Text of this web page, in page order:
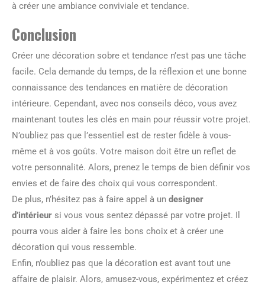
à créer une ambiance conviviale et tendance.
Conclusion
Créer une décoration sobre et tendance n’est pas une tâche
facile. Cela demande du temps, de la réflexion et une bonne
connaissance des tendances en matière de décoration
intérieure. Cependant, avec nos conseils déco, vous avez
maintenant toutes les clés en main pour réussir votre projet.
N’oubliez pas que l’essentiel est de rester fidèle à vous-
même et à vos goûts. Votre maison doit être un reflet de
votre personnalité. Alors, prenez le temps de bien définir vos
envies et de faire des choix qui vous correspondent.
De plus, n’hésitez pas à faire appel à un designer
d’intérieur si vous vous sentez dépassé par votre projet. Il
pourra vous aider à faire les bons choix et à créer une
décoration qui vous ressemble.
Enfin, n’oubliez pas que la décoration est avant tout une
affaire de plaisir. Alors, amusez-vous, expérimentez et créez